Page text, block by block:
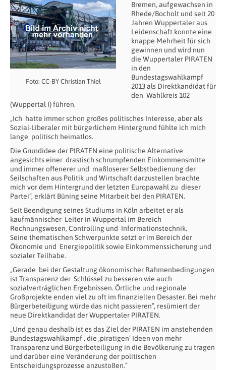
Foto: CC-BY Christian Thiel
Bremen, aufgewachsen in
Rhede/Bocholt und seit 20
Jahren Wuppertaler aus
Leidenschaft konnte eine
knappe Mehrheit für sich
gewinnen und wird nun
die Wuppertaler PIRATEN
in den
Bundestagswahlkampf
2013 als Direktkandidat für
den Wahlkreis 102
(Wuppertal I) führen.
„Ich hatte immer schon großes politisches Interesse, aber als
Sozial-Liberaler mit bürgerlichem Hintergrund fühlte ich mich
lange politisch heimatlos.
Die Grundidee der PIRATEN eine politische Alternative
angesichts einer drastisch schrumpfenden Einkommensmitte
und immer offenerer und maßloserer Selbstbedienung der
Seilschaften aus Politik und Wirtschaft darzustellen brachte
mich vor dem Hintergrund der letzten Europawahl zu dieser
Partei”, erklärt Büning seine Mitarbeit bei den PIRATEN.
Seit Beendigung seines Studiums in Köln arbeitet er als
kaufmännischer Leiter in Wuppertal im Bereich
Rechnungswesen, Controlling und Informationstechnik.
Seine thematischen Schwerpunkte setzt er im Bereich der
Ökonomie und Energiepolitik sowie Einkommenssicherung und
sozialer Teilhabe.
„Gerade bei der Gestaltung ökonomischer Rahmenbedingungen
ist Transparenz der Schlüssel zu besseren wie auch
sozialverträg­lichen Ergebnissen. Örtliche und regionale
Großprojekte enden viel zu oft im finanziellen Desaster. Bei mehr
Bürger­beteiligung würde das nicht passieren”, resümiert der
neue Direktkandidat der Wuppertaler PIRATEN.
„Und genau deshalb ist es das Ziel der PIRATEN im anstehenden
Bundestagswahlkampf , die ‚piratigen‘ Ideen von mehr
Transparenz und Bürgerbeteiligung in die Bevölkerung zu tragen
und darüber eine Veränderung der politischen
Entscheidungsprozesse anzustoßen.”